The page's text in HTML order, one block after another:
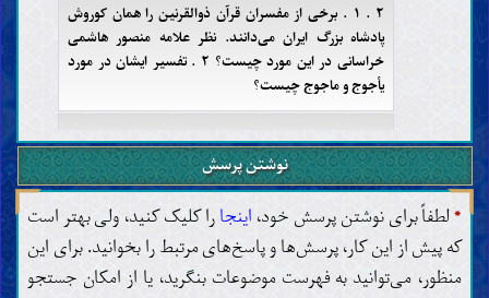
۲ . ۱ . برخی از مفسران قرآن ذوالقرنین را همان کوروش
پادشاه بزرگ ایران می‌دانند. نظر علامه منصور هاشمی
خراسانی در این مورد چیست؟ ۲ . تفسیر ایشان در مورد
یأجوج و ماجوج چیست؟
۳ . حروف مقطعه‌ی اول بعضی از سوره‌های قرآن به چه
معناست؟
۴ . ۱ . در آیه‌ی «إنّ إلینا إیابهم»، ضمیر «نا» به چه کس یا
کسانی بر می‌گردد؟ چرا از ضمیر «ی» استفاده نشده است؟
۲ . از آنجایی که خداوند در برخی آیات قرآن از ضمیر متکلّم
وحده استفاده کرده است، چه منظورِ متفاوتی از آیاتی که از
نوشتن پرسش
*لطفاً برای نوشتن پرسش خود، اینجارا کلیک کنید، ولی بهتر است
که پیش از این کار، پرسش‌ها و پاسخ‌های مرتبط را بخوانید. برای این
منظور، می‌توانید به فهرست موضوعات بنگرید، یا از امکان جستجو